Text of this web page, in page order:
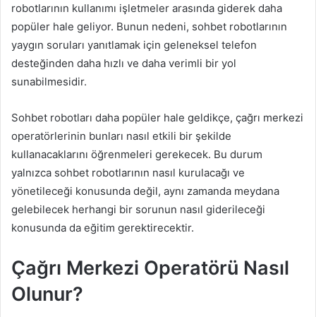
robotlarının kullanımı işletmeler arasında giderek daha
popüler hale geliyor. Bunun nedeni, sohbet robotlarının
yaygın soruları yanıtlamak için geleneksel telefon
desteğinden daha hızlı ve daha verimli bir yol
sunabilmesidir.
Sohbet robotları daha popüler hale geldikçe, çağrı merkezi
operatörlerinin bunları nasıl etkili bir şekilde
kullanacaklarını öğrenmeleri gerekecek. Bu durum
yalnızca sohbet robotlarının nasıl kurulacağı ve
yönetileceği konusunda değil, aynı zamanda meydana
gelebilecek herhangi bir sorunun nasıl giderileceği
konusunda da eğitim gerektirecektir.
Çağrı Merkezi Operatörü Nasıl
Olunur?